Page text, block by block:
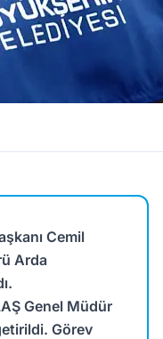
Cemil
Arda
Genel Müdür
Görev